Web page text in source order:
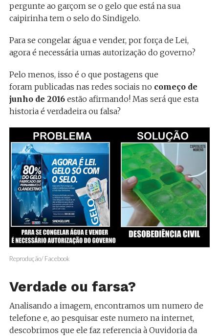
pergunte ao garçom se o gelo que está na sua
caipirinha tem o selo do Sindigelo.
Para se congelar água e vender, por força de Lei,
agora é necessária umas autorização do governo?
Pelo menos, isso é o que postagens que
foram publicadas nas redes sociais no começo de
junho de 2016estão afirmando! Mas será que esta
historia é verdadeira ou falsa?
Reprodução/ Facebook
Verdade ou farsa?
Analisando a imagem, encontramos um numero de
telefone e, ao pesquisar este numero na internet,
descobrimos que ele faz referencia à Ouvidoria da